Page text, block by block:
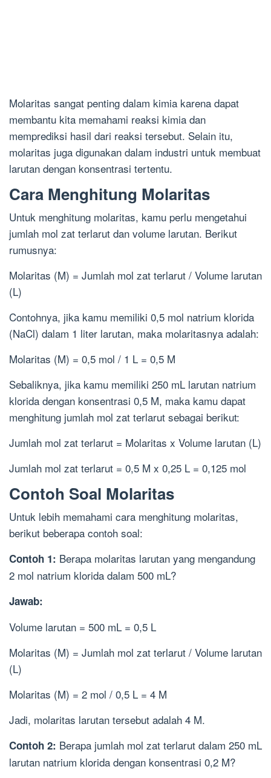
Molaritas sangat penting dalam kimia karena dapat
membantu kita memahami reaksi kimia dan
memprediksi hasil dari reaksi tersebut. Selain itu,
molaritas juga digunakan dalam industri untuk membuat
larutan dengan konsentrasi tertentu.
Cara Menghitung Molaritas
Untuk menghitung molaritas, kamu perlu mengetahui
jumlah mol zat terlarut dan volume larutan. Berikut
rumusnya:
Molaritas (M) = Jumlah mol zat terlarut / Volume larutan
(L)
Contohnya, jika kamu memiliki 0,5 mol natrium klorida
(NaCl) dalam 1 liter larutan, maka molaritasnya adalah:
Molaritas (M) = 0,5 mol / 1 L = 0,5 M
Sebaliknya, jika kamu memiliki 250 mL larutan natrium
klorida dengan konsentrasi 0,5 M, maka kamu dapat
menghitung jumlah mol zat terlarut sebagai berikut:
Jumlah mol zat terlarut = Molaritas x Volume larutan (L)
Jumlah mol zat terlarut = 0,5 M x 0,25 L = 0,125 mol
Contoh Soal Molaritas
Untuk lebih memahami cara menghitung molaritas,
berikut beberapa contoh soal:
Contoh 1: Berapa molaritas larutan yang mengandung
2 mol natrium klorida dalam 500 mL?
Jawab:
Volume larutan = 500 mL = 0,5 L
Molaritas (M) = Jumlah mol zat terlarut / Volume larutan
(L)
Molaritas (M) = 2 mol / 0,5 L = 4 M
Jadi, molaritas larutan tersebut adalah 4 M.
Contoh 2: Berapa jumlah mol zat terlarut dalam 250 mL
larutan natrium klorida dengan konsentrasi 0,2 M?